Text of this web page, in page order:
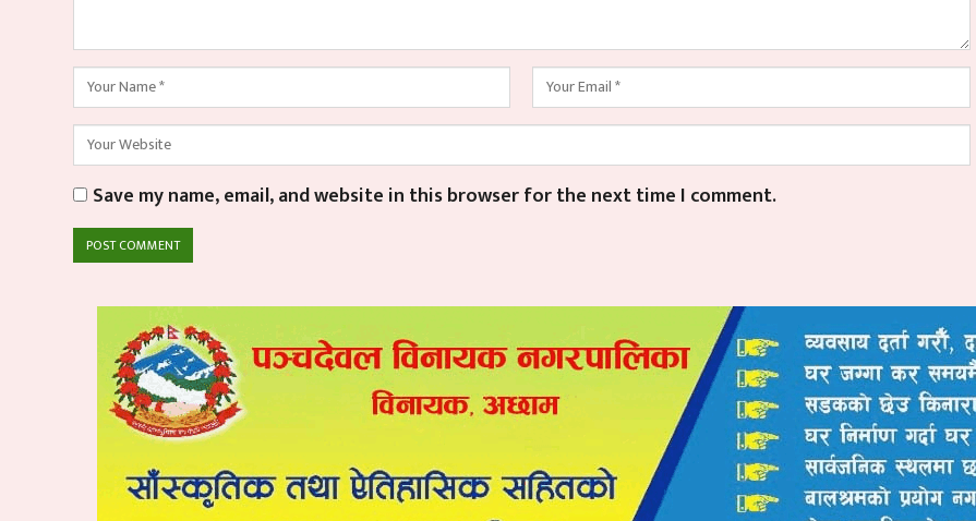
Save my name, email, and website in this browser for the next time I comment.